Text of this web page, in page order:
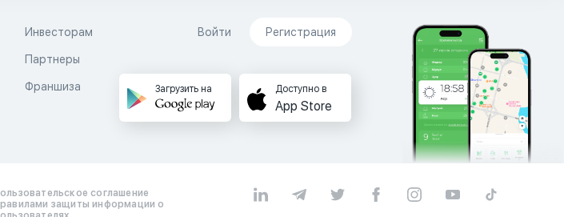
Инвесторам
Партнеры
Франшиза
Войти Регистрация
Загрузить на Доступно в
App Store
соглашение
защиты информации о